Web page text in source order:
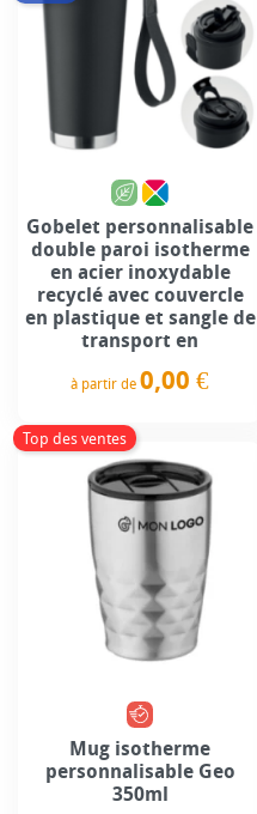
Gobelet personnalisable
double paroi isotherme
en acier inoxydable
recyclé avec couvercle
en plastique et sangle de
transport en
à partir de 0,00 €
Top des ventes
Mug isotherme
personnalisable Geo
350ml